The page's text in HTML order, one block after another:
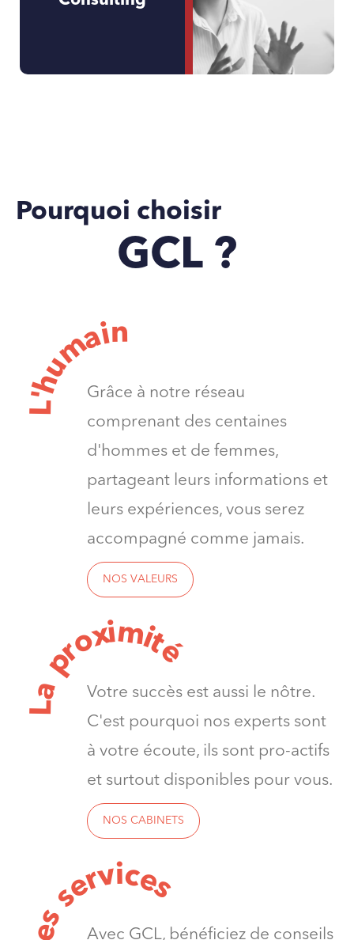
Pourquoi choisir
GCL ?
L
'
h
u
main
Grâce à notre réseau
comprenant des centaines
d'hommes et de femmes,
partageant leurs informations et
leurs expériences, vous serez
accompagné comme jamais.
NOS VALEURS
L
a
p
r
ox
imi
t
é
Votre succès est aussi le nôtre.
C'est pourquoi nos experts sont
à votre écoute, ils sont pro-actifs
et surtout disponibles pour vous.
NOS CABINETS
e
s
s
e
rvice
s
Avec GCL, bénéficiez de conseils